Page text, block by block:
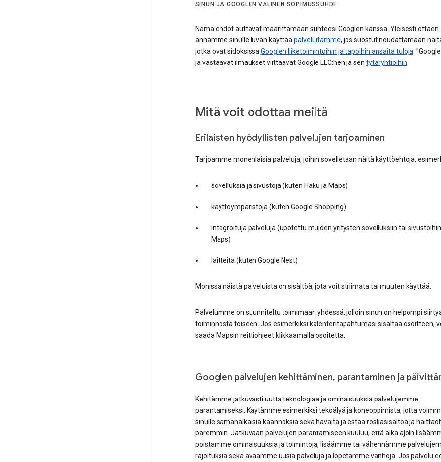
SINUN JA GOOGLEN VÄLINEN SOPIMUSSUHDE
Nämä ehdot auttavat määrittämään suhteesi Googlen kanssa. Yleisesti ottaen
annamme sinulle luvan käyttää palveluitamme, jos suostut noudattamaan
jotka ovat sidoksissa Googlen liiketoimintoihin ja tapoihin ansaita tuloja .
ja vastaavat ilmaukset viittaavat Google LLC:hen ja sen tytäryhtiöihin
Mitä voit odottaa meiltä
Erilaisten hyödyllisten palvelujen tarjoaminen
Tarjoamme monenlaisia palveluja, joihin sovelletaan näitä käyttöehtoja,
sovelluksia ja sivustoja (kuten Haku ja Maps)
käyttöympäristöjä (kuten Google Shopping)
integroituja palveluja (upotettu muiden yritysten sovelluksiin tai
Maps)
laitteita (kuten Google Nest)
Monissa näistä palveluista on sisältöä, jota voit striimata tai muuten käyttää.
Palvelumme on suunniteltu toimimaan yhdessä, jolloin sinun on helpompi
toiminnosta toiseen. Jos esimerkiksi kalenteritapahtumasi sisältää osoitteen,
saada Mapsin reittiohjeet klikkaamalla osoitetta.
Googlen palvelujen kehittäminen, parantaminen ja
Kehitämme jatkuvasti uutta teknologiaa ja ominaisuuksia palvelujemme
parantamiseksi. Käytämme esimerkiksi tekoälyä ja koneoppimista, jotta
sinulle samanaikaisia käännöksiä sekä havaita ja estää roskasisältöä ja
paremmin. Jatkuvaan palvelujen parantamiseen kuuluu, että aika ajoin
poistamme ominaisuuksia ja toimintoja, lisäämme tai vähennämme
rajoituksia sekä avaamme uusia palveluja ja lopetamme vanhoja. Jos palvelu